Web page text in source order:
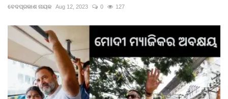
ବେଦପ୍ରକାଶ ନାୟକ Aug 12, 2023 0 127